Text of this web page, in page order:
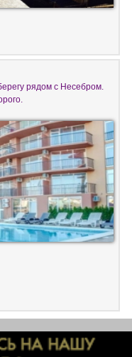
рядом с Несебром.